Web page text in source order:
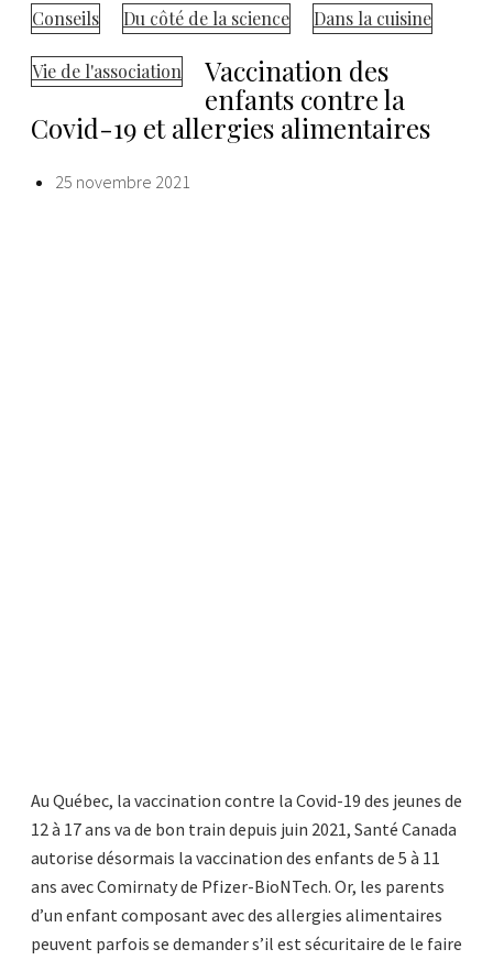
Conseils Du côté de la science Dans la cuisine
Vie de l'association
Vaccination des
enfants contre la
Covid-19 et allergies alimentaires
25 novembre 2021
Au Québec, la vaccination contre la Covid-19 des jeunes de
12 à 17 ans va de bon train depuis juin 2021, Santé Canada
autorise désormais la vaccination des enfants de 5 à 11
ans avec Comirnaty de Pfizer-BioNTech. Or, les parents
d’un enfant composant avec des allergies alimentaires
peuvent parfois se demander s’il est sécuritaire de le faire